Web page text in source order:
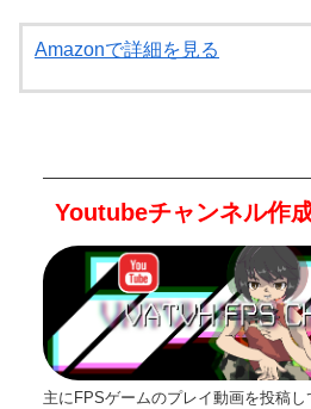
Amazonで詳細を見る
Youtubeチャンネル作
主にFPSゲームのプレイ動画を投稿し